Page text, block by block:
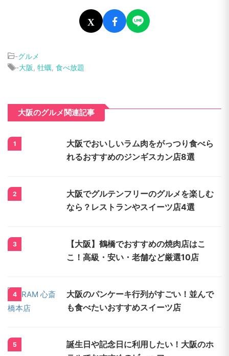
X
-グルメ
-大阪 , 牡蠣, 食べ放題
大阪のグルメ関連記事
1
大阪でおいしいラム肉をがっつり食べら
れるおすすめのジンギスカン店8選
2
大阪でグルテンフリーのグルメを楽しむ
なら？レストランやスイーツ店4選
3
【大阪】鶴橋でおすすめの焼肉店はこ
こ！高級・安い・老舗など厳選10店
4
大阪のパンケーキ行列がすごい！並んで
も食べたいおすすめスイーツ店
5
誕生日や記念日に利用したい！大阪のホ